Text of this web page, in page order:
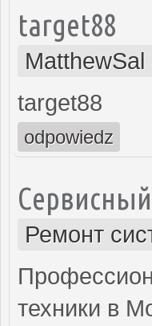
target88
target88
odpowiedz
Ремонт
техники в